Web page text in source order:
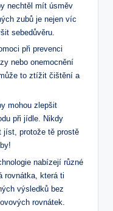
nechtěl mít úsměv
zubů je nejen víc
sebedůvěru.
při prevenci
nebo onemocnění
to ztížit čištění a
mohou zlepšit
při jídle. Nikdy
protože tě prostě
nabízejí různé
rovnátka, která ti
výsledků bez
rovnátek.